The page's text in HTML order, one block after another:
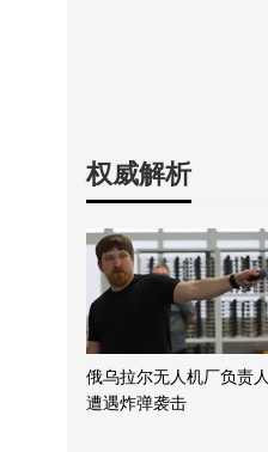
权威解析
俄乌拉尔无人机厂负责人
遭遇炸弹袭击